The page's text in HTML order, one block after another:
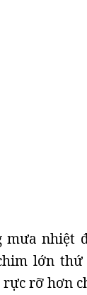
mưa nhiệt
lớn
rực rỡ hơn